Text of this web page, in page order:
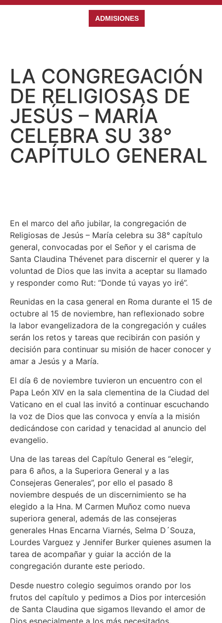
ADMISIONES
LA CONGREGACIÓN
DE RELIGIOSAS DE
JESÚS – MARÍA
CELEBRA SU 38°
CAPÍTULO GENERAL
En el marco del año jubilar, la congregación de
Religiosas de Jesús – María celebra su 38° capítulo
general, convocadas por el Señor y el carisma de
Santa Claudina Thévenet para discernir el querer y la
voluntad de Dios que las invita a aceptar su llamado
y responder como Rut: “Donde tú vayas yo iré”.
Reunidas en la casa general en Roma durante el 15 de
octubre al 15 de noviembre, han reflexionado sobre
la labor evangelizadora de la congregación y cuáles
serán los retos y tareas que recibirán con pasión y
decisión para continuar su misión de hacer conocer y
amar a Jesús y a María.
El día 6 de noviembre tuvieron un encuentro con el
Papa León XIV en la sala clementina de la Ciudad del
Vaticano en el cual las invitó a continuar escuchando
la voz de Dios que las convoca y envía a la misión
dedicándose con caridad y tenacidad al anuncio del
evangelio.
Una de las tareas del Capítulo General es “elegir,
para 6 años, a la Superiora General y a las
Consejeras Generales”, por ello el pasado 8
noviembre después de un discernimiento se ha
elegido a la Hna. M Carmen Muñoz como nueva
superiora general, además de las consejeras
generales Hnas Encarna Viarnés, Selma D´Souza,
Lourdes Varguez y Jennifer Burker quienes asumen la
tarea de acompañar y guiar la acción de la
congregación durante este periodo.
Desde nuestro colegio seguimos orando por los
frutos del capítulo y pedimos a Dios por intercesión
de Santa Claudina que sigamos llevando el amor de
Dios especialmente a los más necesitados.